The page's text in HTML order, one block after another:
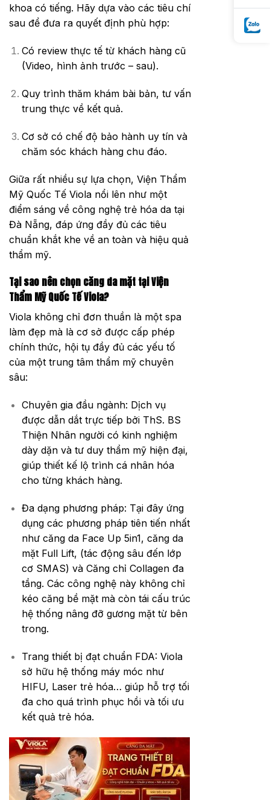
khoa có tiếng. Hãy dựa vào các tiêu chí
sau để đưa ra quyết định phù hợp:
Có review thực tế từ khách hàng cũ
(Video, hình ảnh trước – sau).
Quy trình thăm khám bài bản, tư vấn
trung thực về kết quả.
Cơ sở có chế độ bảo hành uy tín và
chăm sóc khách hàng chu đáo.
Giữa rất nhiều sự lựa chọn, Viện Thẩm
Mỹ Quốc Tế Viola nổi lên như một
điểm sáng về công nghệ trẻ hóa da tại
Đà Nẵng, đáp ứng đầy đủ các tiêu
chuẩn khắt khe về an toàn và hiệu quả
thẩm mỹ.
Tại sao nên chọn căng da mặt tại Viện
Thẩm Mỹ Quốc Tế Viola?
Viola không chỉ đơn thuần là một spa
làm đẹp mà là cơ sở được cấp phép
chính thức, hội tụ đầy đủ các yếu tố
của một trung tâm thẩm mỹ chuyên
sâu:
Chuyên gia đầu ngành: Dịch vụ
được dẫn dắt trực tiếp bởi ThS. BS
Thiện Nhân người có kinh nghiệm
dày dặn và tư duy thẩm mỹ hiện đại,
giúp thiết kế lộ trình cá nhân hóa
cho từng khách hàng.
Đa dạng phương pháp: Tại đây ứng
dụng các phương pháp tiên tiến nhất
như căng da Face Up 5in1, căng da
mặt Full Lift, (tác động sâu đến lớp
cơ SMAS) và Căng chỉ Collagen đa
tầng. Các công nghệ này không chỉ
kéo căng bề mặt mà còn tái cấu trúc
hệ thống nâng đỡ gương mặt từ bên
trong.
Trang thiết bị đạt chuẩn FDA: Viola
sở hữu hệ thống máy móc như
HIFU, Laser trẻ hóa… giúp hỗ trợ tối
đa cho quá trình phục hồi và tối ưu
kết quả trẻ hóa.